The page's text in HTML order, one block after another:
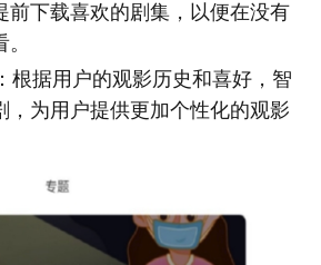
前下载喜欢的剧集，以便在没有
根据用户的观影历史和喜好，智
，为用户提供更加个性化的观影